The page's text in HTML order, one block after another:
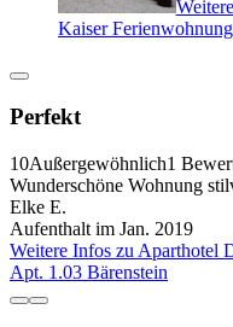
Kaiser
Perfekt
10Außergewöhnlich1
Wunderschöne Wohnung
Elke E.
Aufenthalt im Jan. 2019
Weitere Infos zu Aparthotel
Apt. 1.03 Bärenstein